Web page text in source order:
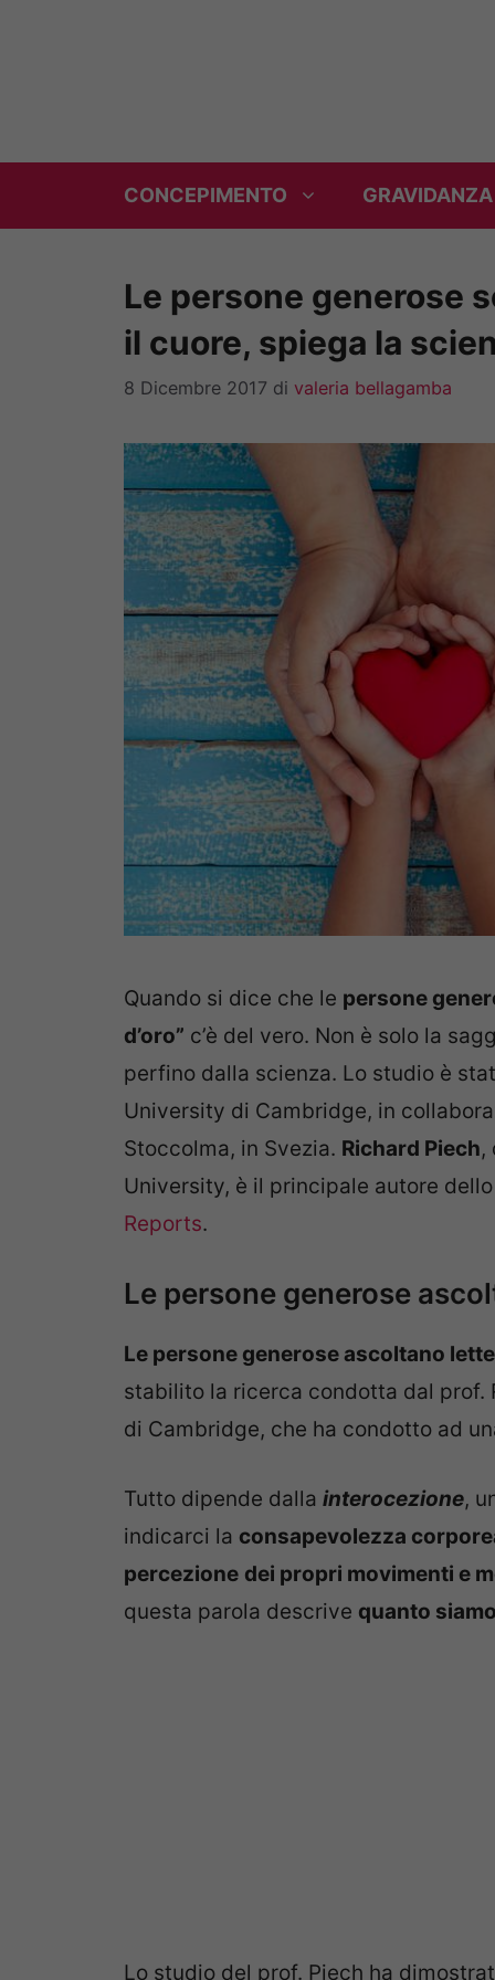
CONCEPIMENTO GRAVIDANZA
Le persone generose
il cuore, spiega la
8 Dicembre 2017 di valeria bellagamba
Quando si dice che le persone
d’oro” c’è del vero. Non è solo la
perfino dalla scienza. Lo studio è
University di Cambridge, in
Stoccolma, in Svezia. Richard Piech,
University, è il principale autore
Reports.
Le persone generose
Le persone generose ascoltano
stabilito la ricerca condotta dal prof.
di Cambridge, che ha condotto ad
Tutto dipende dalla interocezione,
indicarci la consapevolezza
percezione dei propri movimenti e
questa parola descrive quanto
Lo studio del prof. Piech ha